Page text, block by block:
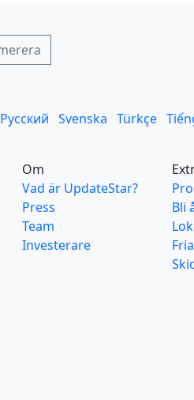
Русский Svenska Türkçe
Om
Vad är UpdateStar?
Press
Team
Investerare
Bli